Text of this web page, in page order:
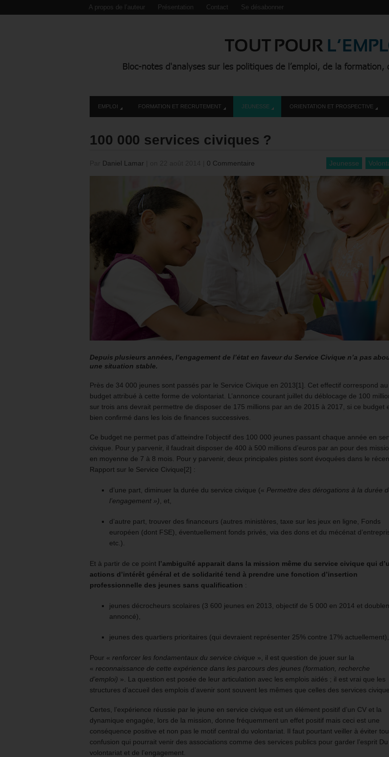
A propos de l’auteur Présentation Contact Se désabonner
EMPLOI FORMATION ET RECRUTEMENT JEUNESSE ORIENTATION ET PROSPECTIVE
100 000 services civiques ?
Daniel Lamar 0 Commentaire Jeunesse
Depuis plusieurs années, l’engagement de l’état en faveur du Service Civique n’a pas
une situation stable.
Près de 34 000 jeunes sont passés par le Service Civique en 2013[1]. Cet effectif correspond au
budget attribué à cette forme de volontariat. L’annonce courant juillet du déblocage de 100
sur trois ans devrait permettre de disposer de 175 millions par an de 2015 à 2017, si ce budget
bien confirmé dans les lois de finances successives.
Ce budget ne permet pas d’atteindre l’objectif des 100 000 jeunes passant chaque année en
civique. Pour y parvenir, il faudrait disposer de 400 à 500 millions d’euros par an pour des
en moyenne de 7 à 8 mois. Pour y parvenir, deux principales pistes sont évoquées dans le
Rapport sur le Service Civique[2] :
d’une part, diminuer la durée du service civique (« Permettre des dérogations à la durée
l’engagement ») , et,
d’autre part, trouver des financeurs (autres ministères, taxe sur les jeux en ligne, Fonds
européen (dont FSE), éventuellement fonds privés, via des dons et du mécénat
etc.).
Et à partir de ce point l’ambiguïté apparait dans la mission même du service civique qui
actions d’intérêt général et de solidarité tend à prendre une fonction d’insertion
professionnelle des jeunes sans qualification :
jeunes décrocheurs scolaires (3 600 jeunes en 2013, objectif de 5 000 en 2014 et
annoncé),
jeunes des quartiers prioritaires (qui devraient représenter 25% contre 17% actuellement),
Pour « renforcer les fondamentaux du service civique », il est question de jouer sur la
« reconnaissance de cette expérience dans les parcours des jeunes (formation, recherche
d’emploi) ». La question est posée de leur articulation avec les emplois aidés ; il est vrai que les
structures d’accueil des emplois d’avenir sont souvent les mêmes que celles des services
Certes, l’expérience réussie par le jeune en service civique est un élément positif d’un CV et la
dynamique engagée, lors de la mission, donne fréquemment un effet positif mais ceci est une
conséquence positive et non pas le motif central du volontariat. Il faut pourtant veiller à éviter
confusion qui pourrait venir des associations comme des services publics pour garder l’esprit Du
volontariat et de l’engagement.